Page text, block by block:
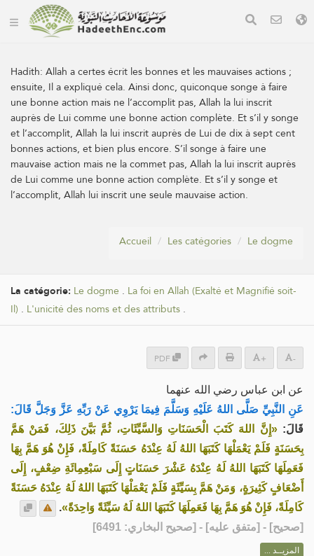
Hadith:Allah a certes écrit les bonnes et les mauvaises actions ;
ensuite, Il a expliqué cela. Ainsi donc, quiconque songe à faire
une bonne action mais ne l’accomplit pas, Allah la lui inscrit
auprès de Lui comme une bonne action complète. Et s’il y songe
et l’accomplit, Allah la lui inscrit auprès de Lui de dix à sept cent
bonnes actions, et bien plus encore. S’il songe à faire une
mauvaise action mais ne la commet pas, Allah la lui inscrit auprès
de Lui comme une bonne action complète. Et s’il y songe et
l’accomplit, Allah lui inscrit une seule mauvaise action.
Accueil Les catégories Le dogme
La catégorie: Le dogme . La foi en Allah (Exalté et Magnifié soit-
Il) . L'unicité des noms et des attributs .
PDF + -
عن ابن عباس رضي الله عنهما
عَنِ النَّبِيِّ صَلَّى اللهُ عَلَيْهِ وَسَلَّمَ فِيمَا يَرْوِي عَنْ رَبِّهِ عَزَّ وَجَلَّ قَالَ:
قَالَ:«إِنَّ اللهَ كَتَبَ الْحَسَنَاتِ وَالسَّيِّئَاتِ، ثُمَّ بَيَّنَ ذَلِكَ، فَمَنْ هَمَّ
بِحَسَنَةٍ فَلَمْ يَعْمَلْهَا كَتَبَهَا اللهُ لَهُ عِنْدَهُ حَسَنَةً كَامِلَةً، فَإِنْ هُوَ هَمَّ بِهَا
فَعَمِلَهَا كَتَبَهَا اللهُ لَهُ عِنْدَهُ عَشْرَ حَسَنَاتٍ إِلَى سَبْعِمِائَةِ ضِعْفٍ، إِلَى
أَضْعَافٍ كَثِيرَةٍ، وَمَنْ هَمَّ بِسَيِّئَةٍ فَلَمْ يَعْمَلْهَا كَتَبَهَا اللهُ لَهُ عِنْدَهُ حَسَنَةً
كَامِلَةً، فَإِنْ هُوَ هَمَّ بِهَا فَعَمِلَهَا كَتَبَهَا اللهُ لَهُ سَيِّئَةً وَاحِدَةً».
[صحيح] - [متفق عليه] - [صحيح البخاري: 6491]
المزيــد ...